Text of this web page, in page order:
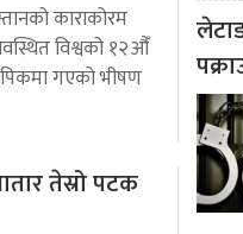
काराकोरम
विश्वको १२औँ
पिकमा गएको भीषण
तेस्रो पटक